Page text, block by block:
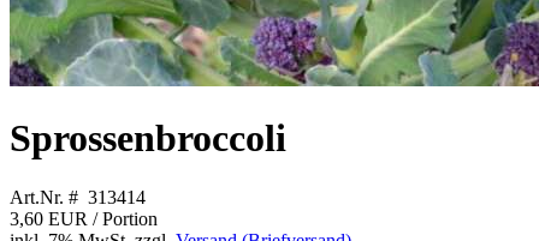
Sprossenbroccoli
Art.Nr. # 313414
3,60 EUR / Portion